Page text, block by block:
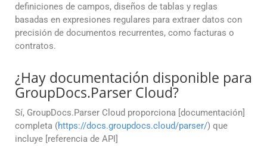
definiciones de campos, diseños de tablas y reglas
basadas en expresiones regulares para extraer datos con
precisión de documentos recurrentes, como facturas o
contratos.
¿Hay documentación disponible para
GroupDocs.Parser Cloud?
Sí, GroupDocs.Parser Cloud proporciona [documentación]
completa (https://docs.groupdocs.cloud/parser/) que
incluye [referencia de API]